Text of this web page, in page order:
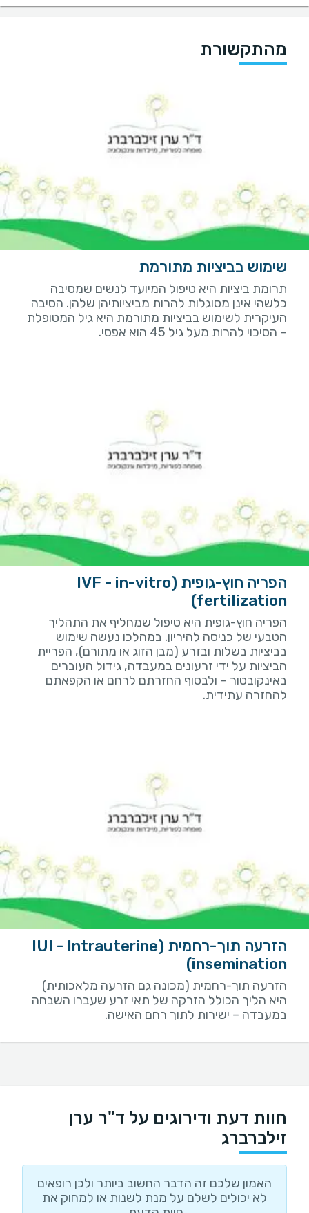
מהתקשורת
שימוש בביציות מתורמת
תרומת ביציות היא טיפול המיועד לנשים שמסיבה
כלשהי אינן מסוגלות להרות מביציותיהן שלהן. הסיבה
העיקרית לשימוש בביציות מתורמת היא גיל המטופלת
– הסיכוי להרות מעל גיל 45 הוא אפסי.
הפריה חוץ-גופית (IVF - in-vitro
fertilization)
הפריה חוץ-גופית היא טיפול שמחליף את התהליך
הטבעי של כניסה להיריון. במהלכו נעשה שימוש
בביציות בשלות ובזרע (מבן הזוג או מתורם), הפריית
הביציות על ידי זרעונים במעבדה, גידול העוברים
באינקובטור – ולבסוף החזרתם לרחם או הקפאתם
להחזרה עתידית.
הזרעה תוך-רחמית (IUI - Intrauterine
insemination)
הזרעה תוך-רחמית (מכונה גם הזרעה מלאכותית)
היא הליך הכולל הזרקה של תאי זרע שעברו השבחה
במעבדה – ישירות לתוך רחם האישה.
חוות דעת ודירוגים על ד"ר ערן
זילברברג
האמון שלכם זה הדבר החשוב ביותר ולכן רופאים
לא יכולים לשלם על מנת לשנות או למחוק את